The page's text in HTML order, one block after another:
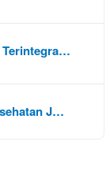
Terintegra…
J…